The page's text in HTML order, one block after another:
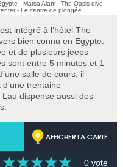
est intégré à l’hôtel The
bien connu en Egypte.
et de plusieurs jeeps
sont entre 5 minutes et 1
salle de cours, il
trentaine
dispense aussi des
AFFICHER LA CARTE
0 vote